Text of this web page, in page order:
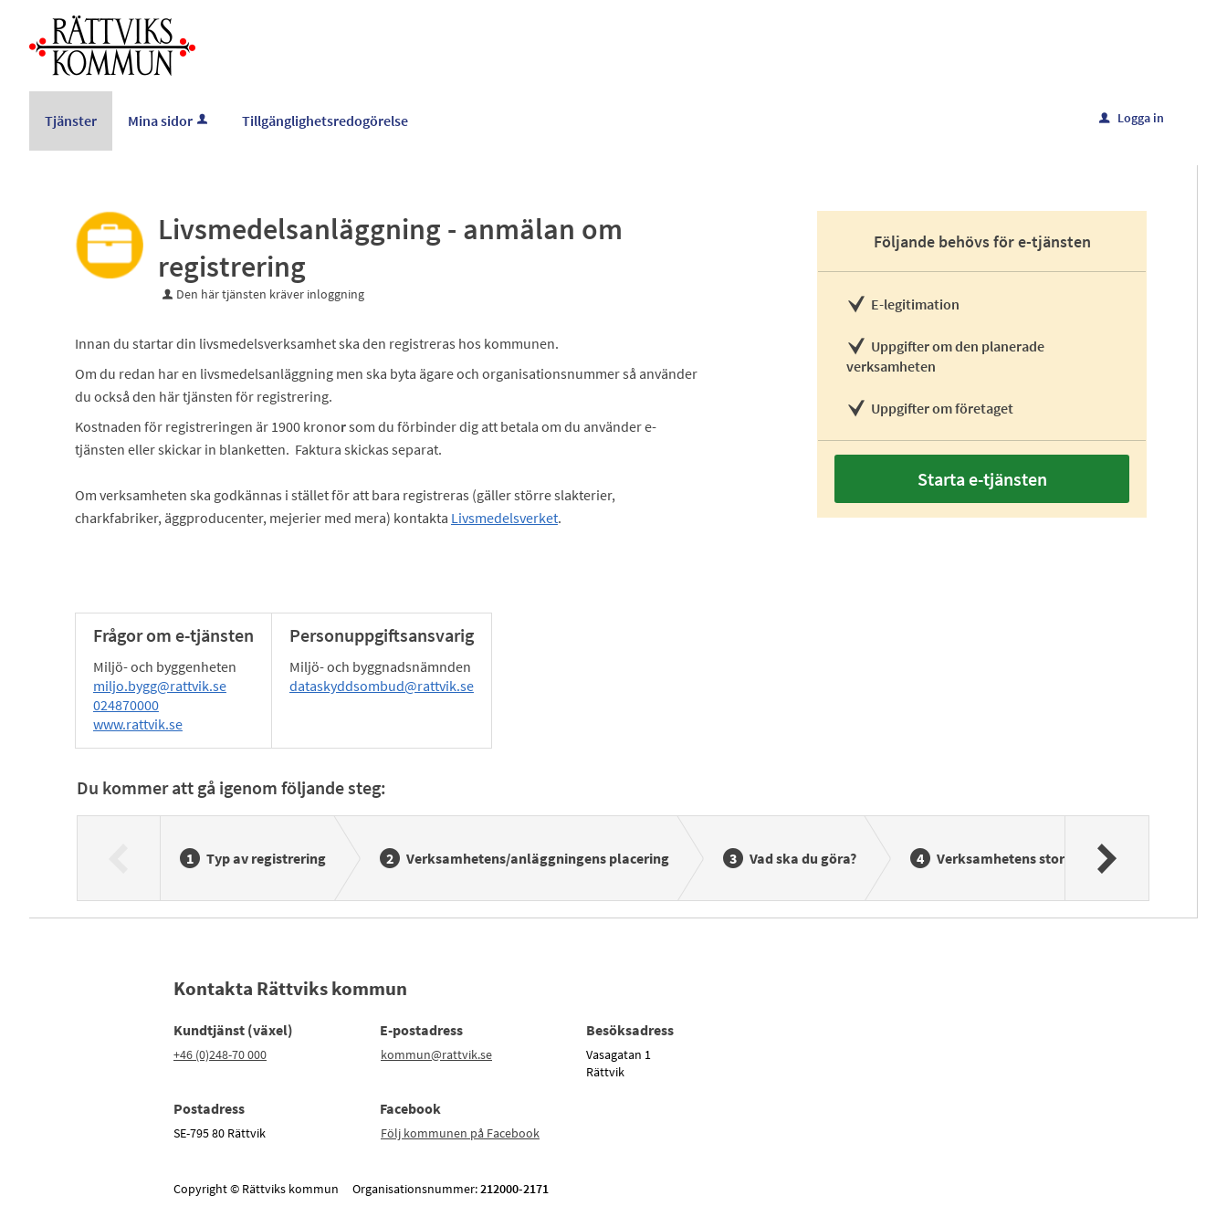
Välkommen
tjänster
Tjänster Mina sidor Tillgänglighetsredogörelse u Logga in
Livsmedelsanläggning - anmälan om
registrering
Den här tjänsten kräver inloggning
Innan du startar din livsmedelsverksamhet ska den registreras hos kommunen.
Om du redan har en livsmedelsanläggning men ska byta ägare och organisationsnummer så använder
du också den här tjänsten för registrering.
Kostnaden för registreringen är 1900 kronorsom du förbinder dig att betala om du använder e-
tjänsten eller skickar in blanketten. Faktura skickas separat.
Om verksamheten ska godkännas i stället för att bara registreras (gäller större slakterier,
charkfabriker, äggproducenter, mejerier med mera) kontakta Livsmedelsverket.
Frågor om e-tjänsten
Miljö- och byggenheten
miljo.bygg@rattvik.se
024870000
www.rattvik.se
Personuppgiftsansvarig
Miljö- och byggnadsnämnden
dataskyddsombud@rattvik.se
Följande behövs för e-tjänsten
E-legitimation
Uppgifter om den planerade
verksamheten
Uppgifter om företaget
Starta e-tjänsten
Du kommer att gå igenom följande steg:
Typ av registrering Verksamhetens/anläggningens placering Vad ska du göra? Verksamhetens storlek
Kontakta Rättviks kommun
Kundtjänst (växel)
+46 (0)248-70 000
E-postadress
kommun@rattvik.se
Besöksadress
Vasagatan 1
Rättvik
Postadress
SE-795 80 Rättvik
Facebook
Följ kommunen på Facebook
Copyright © Rättviks kommun Organisationsnummer:212000-2171